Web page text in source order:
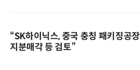
“SK하이닉스, 중국 충칭 패키징공장
지분매각 등 검토”